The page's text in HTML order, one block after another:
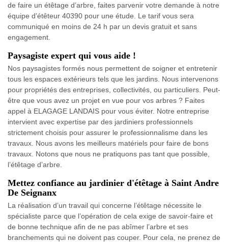
de faire un étêtage d’arbre, faites parvenir votre demande à notre
équipe d’étêteur 40390 pour une étude. Le tarif vous sera
communiqué en moins de 24 h par un devis gratuit et sans
engagement.
Paysagiste expert qui vous aide !
Nos paysagistes formés nous permettent de soigner et entretenir
tous les espaces extérieurs tels que les jardins. Nous intervenons
pour propriétés des entreprises, collectivités, ou particuliers. Peut-
être que vous avez un projet en vue pour vos arbres ? Faites
appel à ELAGAGE LANDAIS pour vous éviter. Notre entreprise
intervient avec expertise par des jardiniers professionnels
strictement choisis pour assurer le professionnalisme dans les
travaux. Nous avons les meilleurs matériels pour faire de bons
travaux. Notons que nous ne pratiquons pas tant que possible,
l’étêtage d’arbre.
Mettez confiance au jardinier d'étêtage à Saint Andre
De Seignanx
La réalisation d’un travail qui concerne l’étêtage nécessite le
spécialiste parce que l’opération de cela exige de savoir-faire et
de bonne technique afin de ne pas abîmer l’arbre et ses
branchements qui ne doivent pas couper. Pour cela, ne prenez de